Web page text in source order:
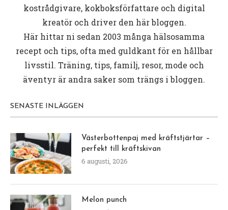
kostrådgivare, kokboksförfattare och digital
kreatör och driver den här bloggen.
Här hittar ni sedan 2003 många hälsosamma
recept och tips, ofta med guldkant för en hållbar
livsstil. Träning, tips, familj, resor, mode och
äventyr är andra saker som trängs i bloggen.
SENASTE INLÄGGEN
Västerbottenpaj med kräftstjärtar –
perfekt till kräftskivan
6 augusti, 2026
Melon punch